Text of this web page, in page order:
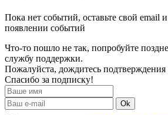
Пока нет событий, оставьте свой
появлении событий
Что-то пошло не так, попробуйте
службу поддержки.
Пожалуйста, дождитесь
Спасибо за подписку!
Ok